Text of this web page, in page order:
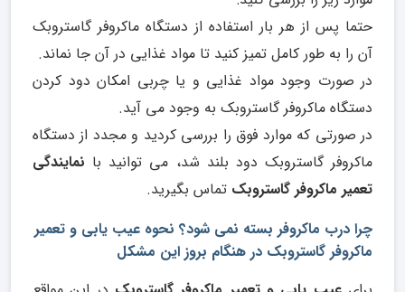
حتما پس از هر بار استفاده از دستگاه ماکروفر گاستروبک
آن را به طور کامل تمیز کنید تا مواد غذایی در آن جا نماند.
در صورت وجود مواد غذایی و یا چربی امکان دود کردن
دستگاه ماکروفر گاستروبک به وجود می آید.
در صورتی که موارد فوق را بررسی کردید و مجدد از دستگاه
ماکروفر گاستروبک دود بلند شد، می توانید با نمایندگی
تعمیر ماکروفر گاستروبک تماس بگیرید.
چرا درب ماکروفر بسته نمی شود؟ نحوه عیب یابی و تعمیر
ماکروفر گاستروبک در هنگام بروز این مشکل